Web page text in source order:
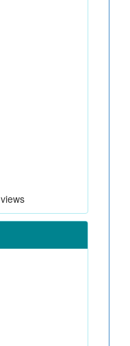
views